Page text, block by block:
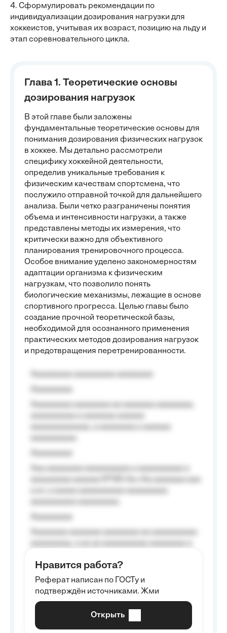
4. Сформулировать рекомендации по
индивидуализации дозирования нагрузки для
хоккеистов, учитывая их возраст, позицию на льду и
этап соревновательного цикла.
Глава 1. Теоретические основы
дозирования нагрузок
В этой главе были заложены
фундаментальные теоретические основы для
понимания дозирования физических нагрузок
в хоккее. Мы детально рассмотрели
специфику хоккейной деятельности,
определив уникальные требования к
физическим качествам спортсмена, что
послужило отправной точкой для дальнейшего
анализа. Были четко разграничены понятия
объема и интенсивности нагрузки, а также
представлены методы их измерения, что
критически важно для объективного
планирования тренировочного процесса.
Особое внимание уделено закономерностям
адаптации организма к физическим
нагрузкам, что позволило понять
биологические механизмы, лежащие в основе
спортивного прогресса. Целью главы было
создание прочной теоретической базы,
необходимой для осознанного применения
практических методов дозирования нагрузок
и предотвращения перетренированности.
Aaaaaaaaa
Aaaaaaaaaa aa aaa aaaaaaaaa, a aaa
aaaaaaaaaa aaa, a aaaaaaaaaa, aaaaaa
aaaaaa a aaaaaa.
Aaaaaa-aaaaaaaaaaa aaaaaa
Нравится работа?
Реферат написан по ГОСТу и
подтверждён источниками. Жми
Открыть